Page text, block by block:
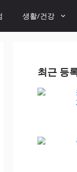
생활/건강
최근 등